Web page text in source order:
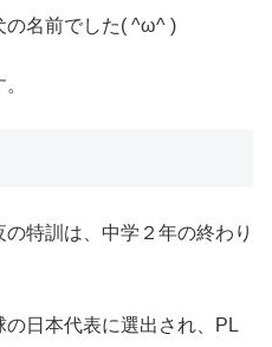
の名前でした( ^ω^ )
特訓は、中学２年の終わり
日本代表に選出され、PL